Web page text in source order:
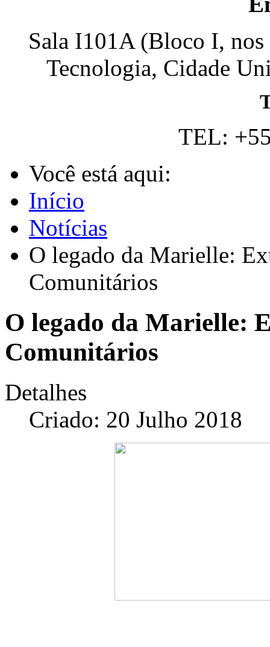
Sala I101A (Bloco I,
Tecnologia, Cidade
TEL:
Você está aqui:
Início
Notícias
O legado da Marielle:
Comunitários
O legado da Marielle:
Comunitários
Detalhes
Criado: 20 Julho 2018